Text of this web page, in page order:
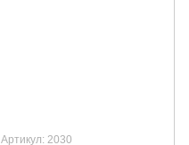
Артикул: 2030